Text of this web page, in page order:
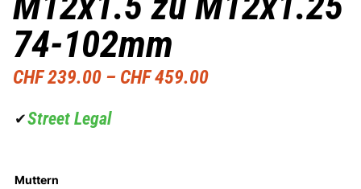
74-102mm
CHF239.00 – CHF459.00
✔Street Legal
Muttern